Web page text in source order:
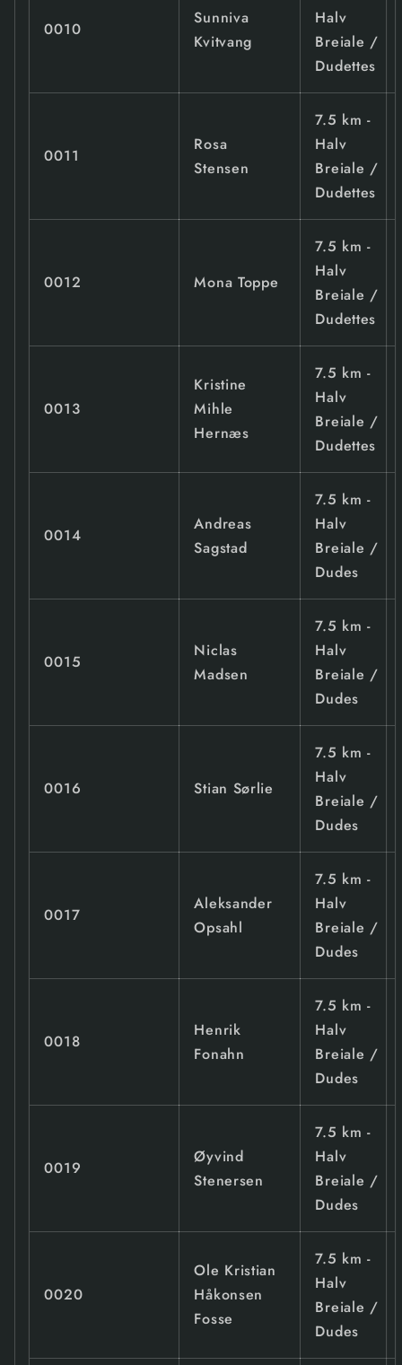
0010
Sunniva
Kvitvang
Halv
Breiale /
Dudettes
0011
Rosa
Stensen
7.5 km -
Halv
Breiale /
Dudettes
0012 Mona Toppe
7.5 km -
Halv
Breiale /
Dudettes
0013
Kristine
Mihle
Hernæs
7.5 km -
Halv
Breiale /
Dudettes
0014
Andreas
Sagstad
7.5 km -
Halv
Breiale /
Dudes
0015
Niclas
Madsen
7.5 km -
Halv
Breiale /
Dudes
0016 Stian Sørlie
7.5 km -
Halv
Breiale /
Dudes
0017
Aleksander
Opsahl
7.5 km -
Halv
Breiale /
Dudes
0018
Henrik
Fonahn
7.5 km -
Halv
Breiale /
Dudes
0019
Øyvind
Stenersen
7.5 km -
Halv
Breiale /
Dudes
0020
Ole Kristian
Håkonsen
Fosse
7.5 km -
Halv
Breiale /
Dudes